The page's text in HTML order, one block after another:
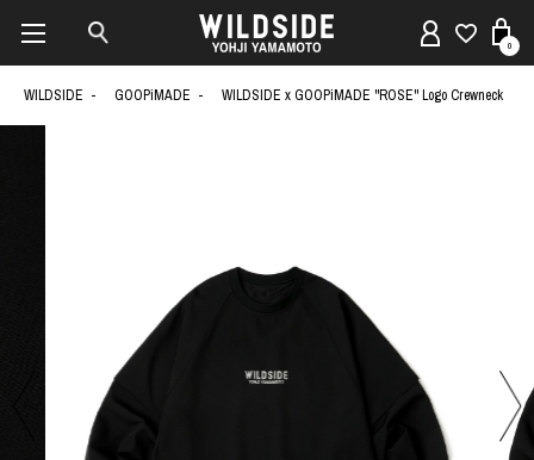
0
WILDSIDE GOOPiMADE WILDSIDE x GOOPiMADE "ROSE" Logo Crewneck